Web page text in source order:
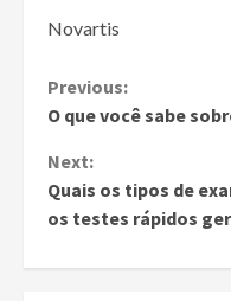
Novartis
Continue
Reading
Previous:
O que você sabe
Next:
Quais os tipos de
os testes rápidos